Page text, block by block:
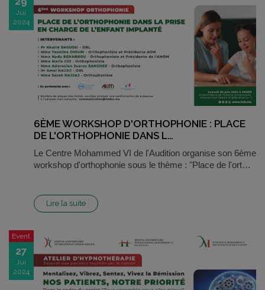
Jui
2024
6ÈME WORKSHOP D'ORTHOPHONIE : PLACE
DE L'ORTHOPHONIE DANS L…
Le Centre Mohammed VI de l'Audition organise son 6ème
workshop d'orthophonie sous le thème : "Place de l'ort…
Lire la suite
Event
27
Jui
2024